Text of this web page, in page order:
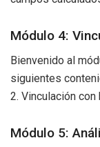
Módulo 4:
Bienvenido al
siguientes
2. Vinculación
Módulo 5: